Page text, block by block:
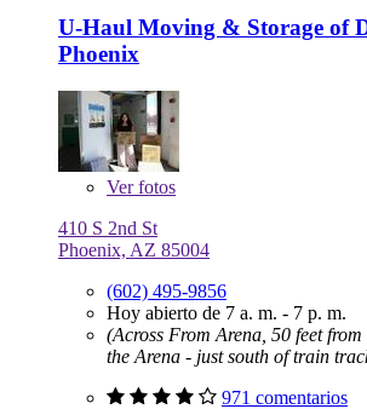
U-Haul Moving & Storage of
Phoenix
Verfotos
410 S 2nd St
Phoenix, AZ 85004
(602) 495-9856
Hoy abierto de 7 a. m. - 7 p. m.
(Across From Arena, 50 feet
the Arena - just south of train
971 comentarios